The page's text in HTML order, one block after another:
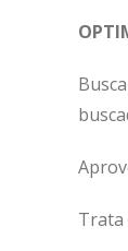
Busca
Trata